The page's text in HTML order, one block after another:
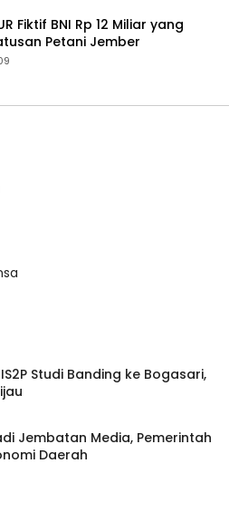
Fiktif BNI Rp 12 Miliar yang
Petani Jember
Studi Banding ke Bogasari,
Jembatan Media, Pemerintah
Daerah